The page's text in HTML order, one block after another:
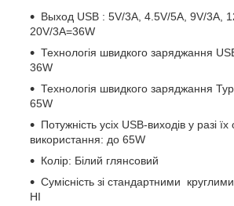
Выход USB : 5V/3A, 4.5V/5A, 9V/3A,
20V/3A=36W
Технологія швидкого заряджання
36W
Технологія швидкого заряджання
65W
Потужність усіх USB-виходів у разі
використання: до 65W
Колір: Білий глянсовий
Сумісність зі стандартними
НІ